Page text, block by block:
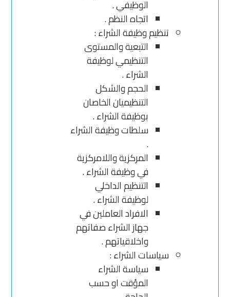
الوظيفي .
اتجاه النظم .
تنظيم وظيفة الشراء :
التبعية والمستوى
التنظيمي لوظيفة
الشراء .
الحجم والشكل
التنظيميان الخاصان
بوظيفة الشراء .
سلطات وظيفة الشراء
.
المركزية واللامركزية
في وظيفة الشراء .
التنظيم الداخلي
لوظيفة الشراء .
الافراد العاملين في
جهاز الشراء صفاتهم
واخلاقياتهم .
سياسات الشراء :
سياسة الشراء
المؤقت او حسب